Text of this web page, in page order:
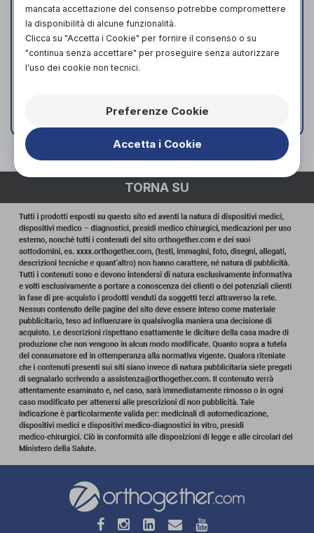
correttamente con la colonna vertebrale.
Acqua Transpirant: altamente traspirante.
La foratura del prodotto consente la
continua circolazione d'aria soprattutto
TORNA SU
mancata accettazione del consenso potrebbe compromettere
la disponibilità di alcune funzionalità.
Clicca su "Accetta i Cookie" per fornire il consenso o su
"continua senza accettare" per proseguire senza autorizzare
l'uso dei cookie non tecnici.
Preferenze Cookie
Accetta i Cookie